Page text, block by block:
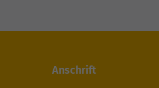
Anschrift